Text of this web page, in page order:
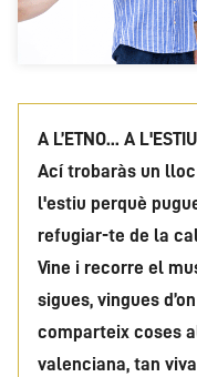
A L’ETNO... A
Ací trobaràs un
l'estiu perquè
refugiar-te de la
Vine i recorre el
sigues, vingues
comparteix coses
valenciana, tan